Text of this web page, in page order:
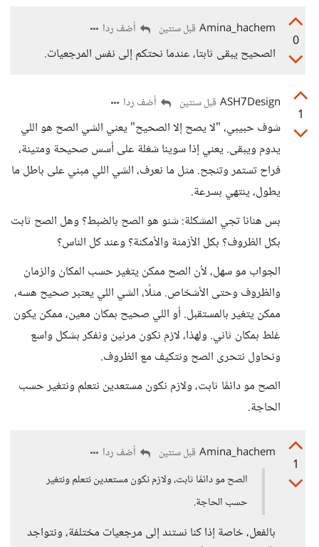
0
Amina_hachem قبل سنتين أضف ردا
الصحيح يبقى ثابتا، عندما نحتكم إلى نفس المرجعيات.
1
ASH7Design قبل سنتين أضف ردا
شوف حبيبي، "لا يصح إلا الصحيح" يعني الشي الصح هو اللي
يدوم ويبقى. يعني إذا سوينا شغلة على أسس صحيحة ومتينة،
فراح تستمر وتنجح. مثل ما نعرف، الشي اللي مبني على باطل ما
يطول، ينتهي بسرعة.
بس هنانا تجي المشكلة: شنو هو الصح بالضبط؟ وهل الصح ثابت
بكل الظروف؟ بكل الأزمنة والأمكنة؟ وعند كل الناس؟
الجواب مو سهل، لأن الصح ممكن يتغير حسب المكان والزمان
والظروف وحتى الأشخاص. مثلًا، الشي اللي يعتبر صحيح هسه،
ممكن يتغير بالمستقبل. أو اللي صحيح بمكان معين، ممكن يكون
غلط بمكان ثاني. ولهذا، لازم نكون مرنين ونفكر بشكل واسع
ونحاول نتحرى الصح ونتكيف مع الظروف.
الصح مو دائمًا ثابت، ولازم نكون مستعدين نتعلم ونتغير حسب
الحاجة.
1
Amina_hachem قبل سنتين
أضف ردا
الصح مو دائمًا ثابت، ولازم نكون مستعدين نتعلم ونتغير
حسب الحاجة.
بالفعل، خاصة إذا كنا نستند إلى مرجعيات مختلفة، ونتواجد